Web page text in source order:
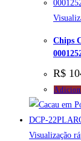
Chips
R$
Visualização